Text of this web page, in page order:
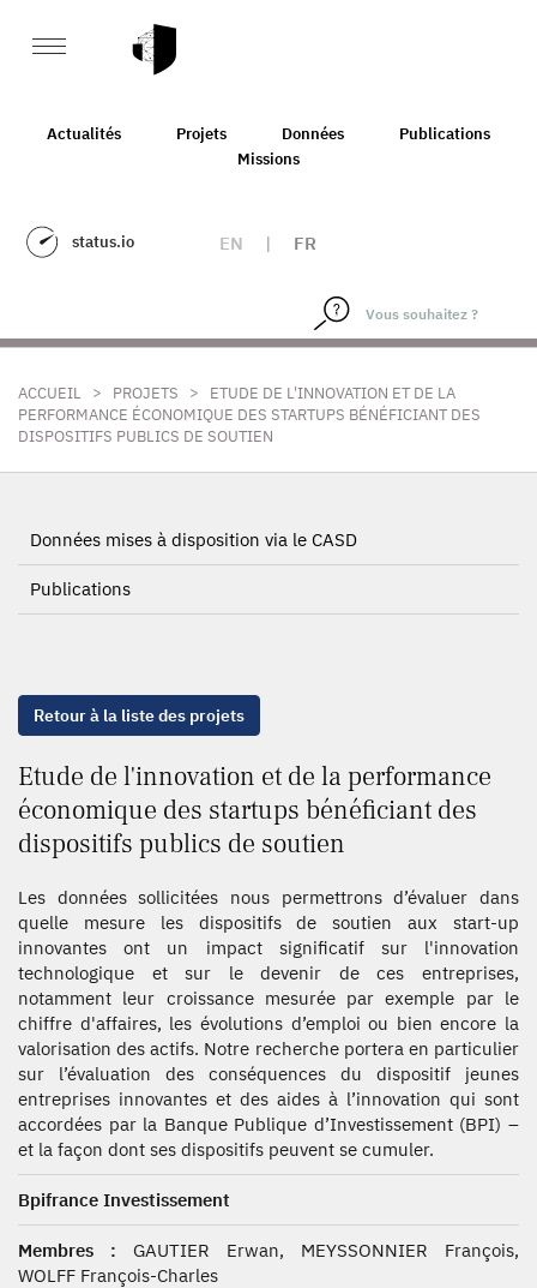
Actualités Projets Données
Publications
Missions
status.io EN | FR
ACCUEIL > PROJETS >
ETUDE DE L'INNOVATION ET DE LA
PERFORMANCE ÉCONOMIQUE DES STARTUPS BÉNÉFICIANT DES
DISPOSITIFS PUBLICS DE SOUTIEN
Données mises à disposition via le CASD
Publications
Retour à la liste des projets
Etude de l'innovation et de la performance
économique des startups bénéficiant des
dispositifs publics de soutien
Les données sollicitées nous permettrons d’évaluer dans
quelle mesure les dispositifs de soutien aux start-up
innovantes ont un impact significatif sur l'innovation
technologique et sur le devenir de ces entreprises,
notamment leur croissance mesurée par exemple par le
chiffre d'affaires, les évolutions d’emploi ou bien encore la
valorisation des actifs. Notre recherche portera en particulier
sur l’évaluation des conséquences du dispositif jeunes
entreprises innovantes et des aides à l’innovation qui sont
accordées par la Banque Publique d’Investissement (BPI) –
et la façon dont ses dispositifs peuvent se cumuler.
Bpifrance Investissement
Membres : GAUTIER Erwan, MEYSSONNIER François,
WOLFF François-Charles